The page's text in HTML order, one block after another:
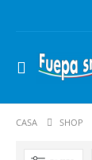
CASA SHOP